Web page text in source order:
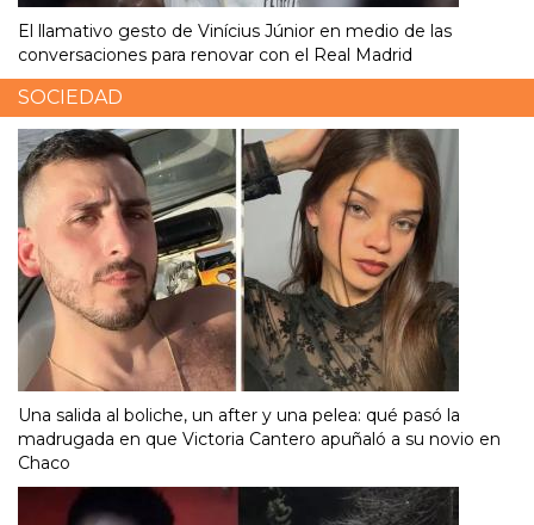
El llamativo gesto de Vinícius Júnior en medio de las
conversaciones para renovar con el Real Madrid
SOCIEDAD
Una salida al boliche, un after y una pelea: qué pasó la
madrugada en que Victoria Cantero apuñaló a su novio en
Chaco